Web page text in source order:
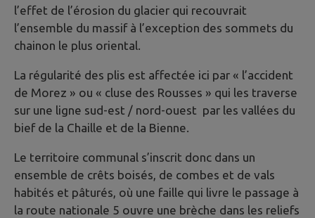
l’effet de l’érosion du glacier qui recouvrait
l’ensemble du massif à l’exception des sommets du
chainon le plus oriental.
La régularité des plis est affectée ici par « l’accident
de Morez » ou « cluse des Rousses » qui les traverse
sur une ligne sud-est / nord-ouest par les vallées du
bief de la Chaille et de la Bienne.
Le territoire communal s’inscrit donc dans un
ensemble de crêts boisés, de combes et de vals
habités et pâturés, où une faille qui livre le passage à
la route nationale 5 ouvre une brèche dans les reliefs